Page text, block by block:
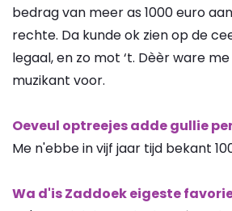
bedrag van meer as 1000 euro
rechte. Da kunde ok zien op de
legaal, en zo mot ‘t. Dèèr ware
muzikant voor.
Oeveul optreejes adde gullie
Me n'ebbe in vijf jaar tijd bekant
Wa d'is Zaddoek eigeste